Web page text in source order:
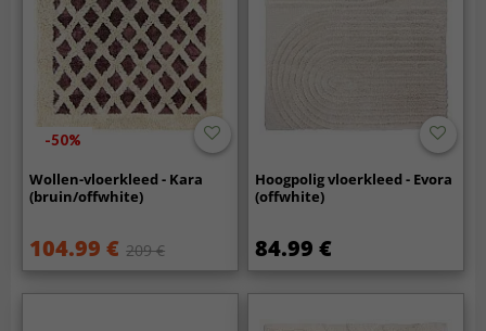
-50%
Wollen-vloerkleed - Kara
(bruin/offwhite)
104.99 € 209 €
Hoogpolig vloerkleed - Evora
(offwhite)
84.99 €